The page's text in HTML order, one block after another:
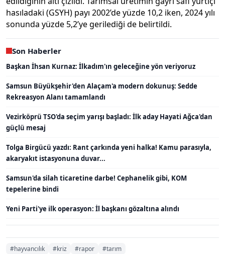
hasıladaki (GSYH) payı 2002’de yüzde 10,2 iken, 2024 yılı
sonunda yüzde 5,2’ye gerilediği de belirtildi.
Son Haberler
Başkan İhsan Kurnaz: İlkadım'ın geleceğine yön veriyoruz
Samsun Büyükşehir'den Alaçam'a modern dokunuş: Sedde
Rekreasyon Alanı tamamlandı
Vezirköprü TSO'da seçim yarışı başladı: İlk aday Hayati Ağca'dan
güçlü mesaj
Tolga Birgücü yazdı: Rant çarkında yeni halka! Kamu parasıyla,
akaryakıt istasyonuna duvar...
Samsun'da silah ticaretine darbe! Cephanelik gibi, KOM
tepelerine bindi
Yeni Parti'ye ilk operasyon: İl başkanı gözaltına alındı
#hayvancılık #kriz #rapor #tarım